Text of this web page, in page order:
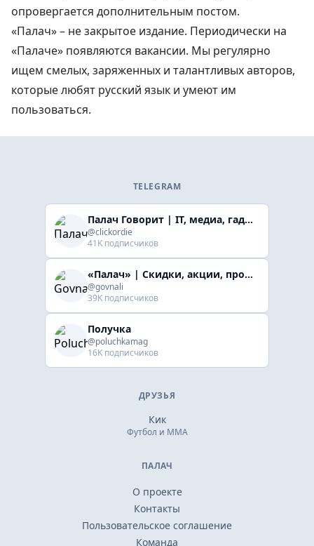
опровергается дополнительным постом.
«Палач» – не закрытое издание. Периодически на
«Палаче» появляются вакансии. Мы регулярно
ищем смелых, заряженных и талантливых авторов,
которые любят русский язык и умеют им
пользоваться.
TELEGRAM
Палач Говорит | IT, медиа, гaджеты, скидки
@clickordie
41K подписчиков
«Палач» | Скидки, акции, промокоды
@govnali
39K подписчиков
Получка
@poluchkamag
16K подписчиков
ДРУЗЬЯ
Кик
Футбол и ММА
ПАЛАЧ
О проекте
Контакты
Пользовательское соглашение
Команда